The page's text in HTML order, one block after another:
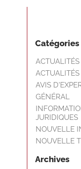
Catégories
AVIS
GÉNÉRAL
JURIDIQUES
NOUVELLE
NOUVELLE
Archives